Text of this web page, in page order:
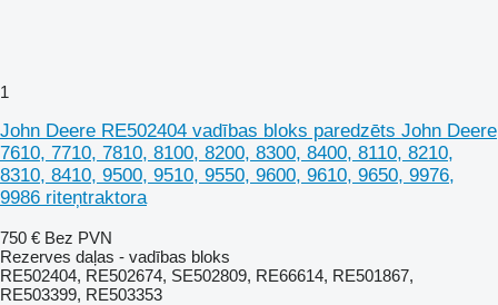
1
John Deere RE502404 vadības bloks paredzēts John Deere
7610, 7710, 7810, 8100, 8200, 8300, 8400, 8110, 8210,
8310, 8410, 9500, 9510, 9550, 9600, 9610, 9650, 9976,
9986 riteņtraktora
750 € Bez PVN
Rezerves daļas - vadības bloks
RE502404, RE502674, SE502809, RE66614, RE501867,
RE503399, RE503353